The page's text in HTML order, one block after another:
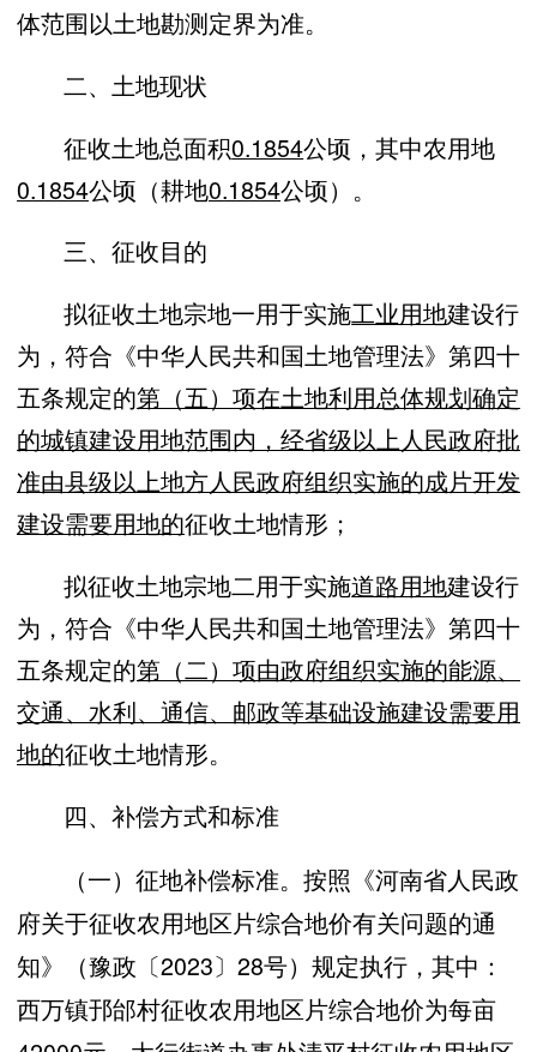
体范围以土地勘测定界为准。
二、土地现状
征收土地总面积0.1854公顷，其中农用地
0.1854公顷（耕地0.1854公顷）。
三、征收目的
拟征收土地宗地一用于实施工业用地建设行
为 ， 符合《中华人民共和国土地管理法》 第四十
五条规定的第 （五）项在土地利用总体规划确定
的城镇建设用地范围内，经省级以上人民政府批
准由县级以上地方人民政府组织实施的成片开发
建设需要用地的征收土地情形 ；
拟征收土地宗地二用于实施道路用地建设行
为 ， 符合《中华人民共和国土地管理法》 第四十
五条规定的第 （二）项由政府组织实施的能源、
交通、水利、通信、邮政等基础设施建设需要用
地的征收土地情形。
四、补偿方式和标准
（一）征地补偿标准。按照《河南省人民政
府关于征收农用地区片综合地价有关问题的通
知》（豫政〔2023〕28号）规定执行，其中：
西万镇邘邰村征收农用地区片综合地价为每亩